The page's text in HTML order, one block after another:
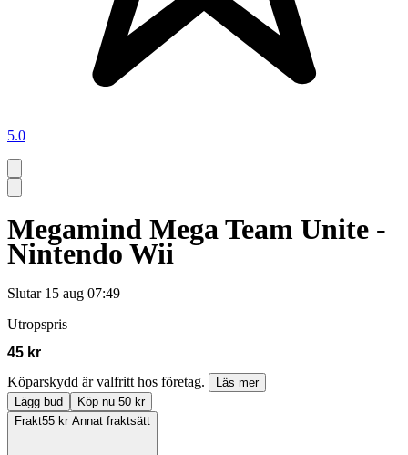
5.0
Megamind Mega Team Unite -
Nintendo Wii
Slutar 15 aug 07:49
Utropspris
45 kr
Köparskydd är valfritt hos företag.
Läs mer
Lägg bud
Köp nu 50 kr
Frakt55 kr Annat fraktsätt